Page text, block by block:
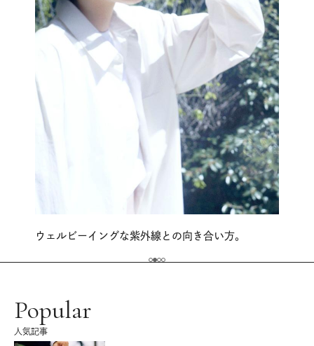
ウェルビーイングな紫外線との向き合い方。
Popular
人気記事